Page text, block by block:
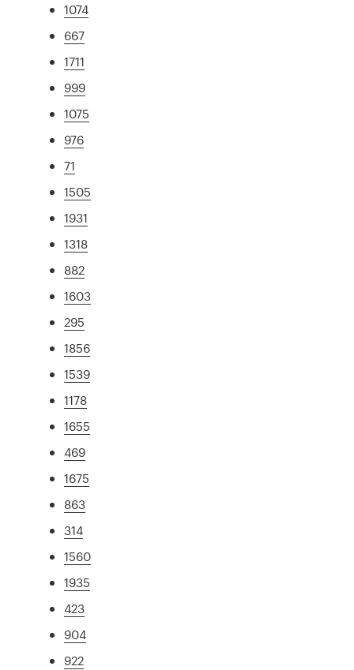
1074
667
1711
999
1075
976
71
1505
1931
1318
882
1603
295
1856
1539
1178
1655
469
1675
863
314
1560
1935
423
904
922